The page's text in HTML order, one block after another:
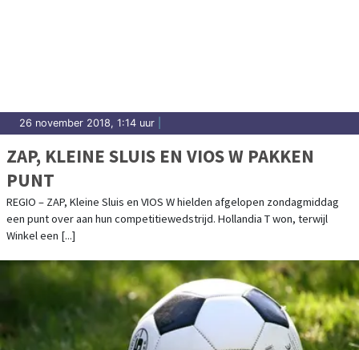
26 november 2018, 1:14 uur
ZAP, KLEINE SLUIS EN VIOS W PAKKEN
PUNT
REGIO – ZAP, Kleine Sluis en VIOS W hielden afgelopen zondagmiddag
een punt over aan hun competitiewedstrijd. Hollandia T won, terwijl
Winkel een [...]